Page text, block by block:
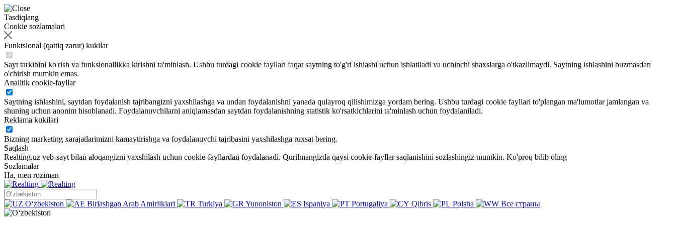
Tasdiqlang
Cookie sozlamalari
Funktsional (qattiq zarur) kukilar
Sayt tarkibini ko'rish va funksionallikka kirishni ta'minlash. Ushbu turdagi cookie fayllari faqat saytning to'g'ri ishlashi uchun ishlatiladi va uchinchi shaxslarga o'tkazilmaydi. Saytning ishlashini buzmasdan
o'chirish mumkin emas.
Analitik cookie-fayllar
Saytning ishlashini, saytdan foydalanish tajribangizni yaxshilashga va undan foydalanishni yanada qulayroq qilishimizga yordam bering. Ushbu turdagi cookie fayllari to'plangan ma'lumotlar jamlangan va
shuning uchun anonim hisoblanadi. Foydalanuvchilarni aniqlamasdan saytdan foydalanishning statistik ko'rsatkichlarini ta'minlash uchun foydalaniladi.
Reklama kukilari
Bizning marketing xarajatlarimizni kamaytirishga va foydalanuvchi tajribasini yaxshilashga ruxsat bering.
Saqlash
Realting.uz veb-sayt bilan aloqangizni yaxshilash uchun cookie-fayllardan foydalanadi. Qurilmangizda qaysi cookie-fayllar saqlanishini sozlashingiz mumkin. Ko'proq bilib oling
Sozlamalar
Ha, men roziman
Oʻzbekiston Birlashgan Arab Amirliklari Turkiya Yunoniston Ispaniya Portugaliya Qibris Polsha Все страны